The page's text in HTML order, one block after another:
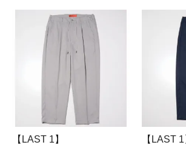
【LAST 1】
【LAST 1